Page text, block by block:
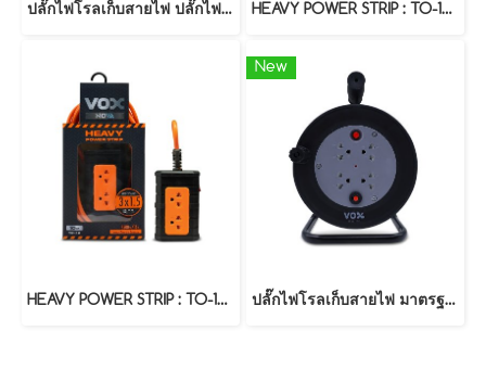
ปลั๊กไฟโรลเก็บสายไฟ ปลั๊กไฟกันน้ำกันฝุ่น มาตรฐาน มอก. รุ่น NR-20M (20 เมตร) HEAVY POWER STRIP : TO-12 (15 Meters)
HEAVY POWER STRIP : TO-12 (10 Meters)
New
ปลั๊กไฟโรลเก็บสายไฟ มาตรฐาน มอก. รุ่น NR-10M (10 เมตร)